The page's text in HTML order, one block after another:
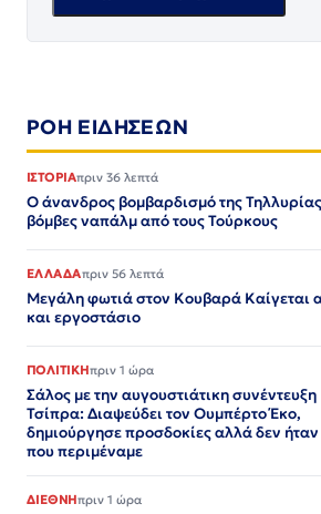
ΡΟΗ ΕΙΔΗΣΕΩΝ
ΙΣΤΟΡΙΑπριν 36 λεπτά
Ο άνανδρος βομβαρδισμό της
βόμβες ναπάλμ από τους Τούρκους
ΕΛΛΑΔΑπριν 56 λεπτά
Μεγάλη φωτιά στον Κουβαρά Καίγεται
και εργοστάσιο
ΠΟΛΙΤΙΚΗπριν 1 ώρα
Σάλος με την αυγουστιάτικη συνέντευξη
Τσίπρα: Διαψεύδει τον Ουμπέρτο Έκο,
δημιούργησε προσδοκίες αλλά δεν
που περιμέναμε
ΔΙΕΘΝΗπριν 1 ώρα